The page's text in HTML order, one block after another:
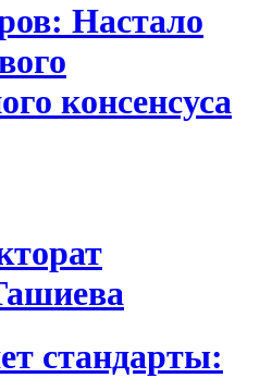
Настало
консенсуса
стандарты: